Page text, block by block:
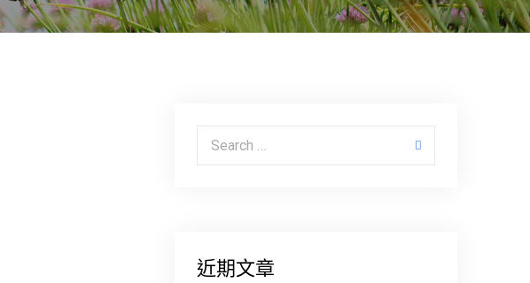
Search for:
近期文章